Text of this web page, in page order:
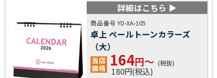
詳細はこちら ▶
商品番号 YD-XA-105
卓上 ペールトーンカラーズ
（大）
164円～ (税抜)
180円(税込)